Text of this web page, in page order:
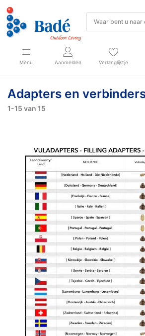
Menu Aanmelden Verlanglijstje
Adapters en
1-15 van 15